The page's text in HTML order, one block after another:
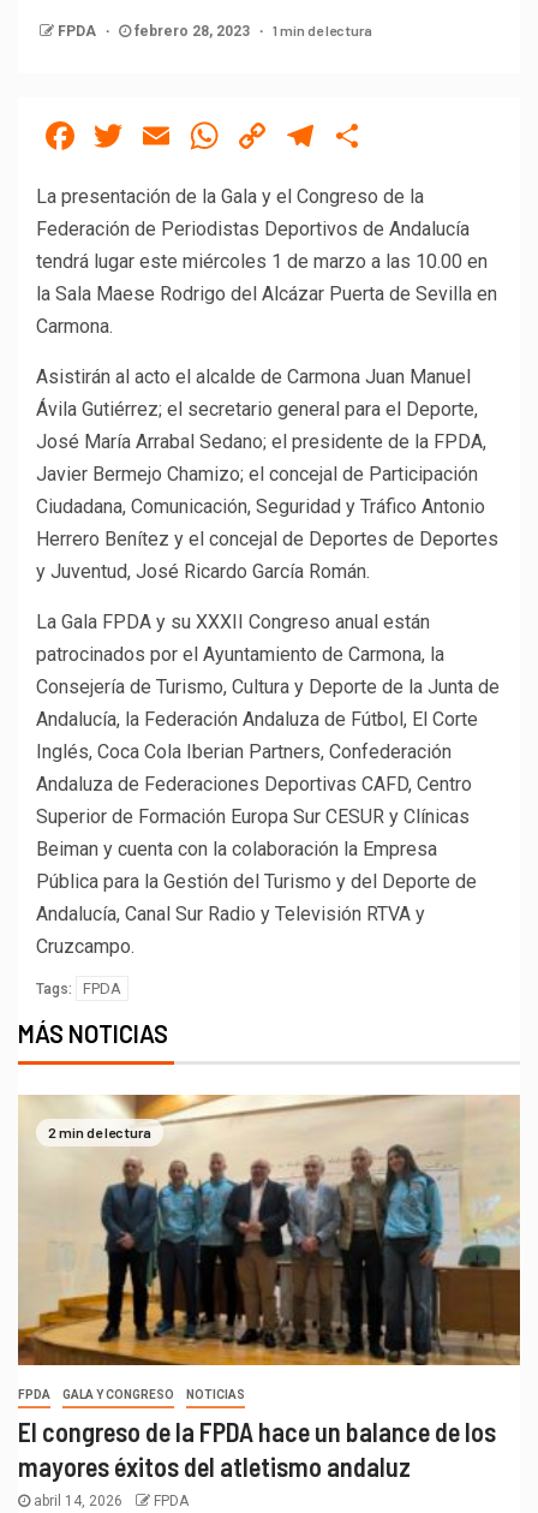
FPDA febrero 28, 2023 1 min de lectura
Facebook
Twitter
EmailWhatsApp
CopyTelegram
La presentación de la Gala y el Congreso de la
Federación de Periodistas Deportivos de Andalucía
tendrá lugar este miércoles 1 de marzo a las 10.00 en
la Sala Maese Rodrigo del Alcázar Puerta de Sevilla en
Carmona.
Asistirán al acto el alcalde de Carmona Juan Manuel
Ávila Gutiérrez; el secretario general para el Deporte,
José María Arrabal Sedano; el presidente de la FPDA,
Javier Bermejo Chamizo; el concejal de Participación
Ciudadana, Comunicación, Seguridad y Tráfico Antonio
Herrero Benítez y el concejal de Deportes de Deportes
y Juventud, José Ricardo García Román.
La Gala FPDA y su XXXII Congreso anual están
patrocinados por el Ayuntamiento de Carmona, la
Consejería de Turismo, Cultura y Deporte de la Junta de
Andalucía, la Federación Andaluza de Fútbol, El Corte
Inglés, Coca Cola Iberian Partners, Confederación
Andaluza de Federaciones Deportivas CAFD, Centro
Superior de Formación Europa Sur CESUR y Clínicas
Beiman y cuenta con la colaboración la Empresa
Pública para la Gestión del Turismo y del Deporte de
Andalucía, Canal Sur Radio y Televisión RTVA y
Cruzcampo.
Tags: FPDA
MÁS NOTICIAS
2 min de lectura
FPDA GALA Y CONGRESO NOTICIAS
El congreso de la FPDA hace un balance de los
mayores éxitos del atletismo andaluz
abril 14, 2026 FPDA